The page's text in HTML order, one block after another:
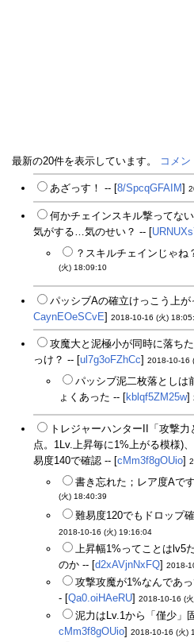
最新の20件を表示しています。 コメ
あざっす！ -- [8/SpcqGFAIM]
何かチェインスキル撃ってな
気がする…気のせい？ -- [
？スキルチェインじゃね
(火) 18:09:10
パッシブAの確立けっこう上
CaynEOeSCvE] 2018-10-16 (火)
攻魔大と泥極小が同時に落ち
っけ？ -- [ul7g3oFZhCc] 2018-10-16
パッシブ泥二枚落としは
ょくあった -- [kblqf5ZM25w]
トレジャーハンターII「攻撃
点。1Lv.上昇毎に1%上がる模様)
易度140で確認 -- [cMm3f8gOUio]
書き忘れた；レア度Aで
(火) 18:40:39
難易度120でもドロップ
2018-10-16 (火) 19:16:04
上昇幅1%ってことはlv5
のか -- [d2xAVjnNxFQ] 2018-
攻撃攻魔が1%なんであ
- [Qa0.oiHAeRU] 2018-10-16 (
泥力はLv.1から「僅少」
cMm3f8gOUio] 2018-10-16 (火)